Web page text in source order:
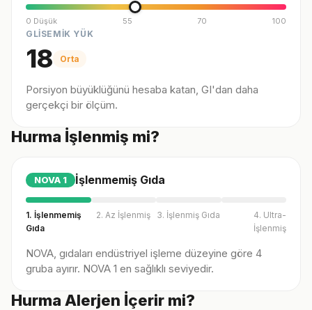
0 Düşük 55 70 100
GLİSEMİK YÜK
18 Orta
Porsiyon büyüklüğünü hesaba katan, GI'dan daha
gerçekçi bir ölçüm.
Hurma İşlenmiş mi?
NOVA 1 İşlenmemiş Gıda
1. İşlenmemiş
Gıda
2. Az İşlenmiş 3. İşlenmiş Gıda
4. Ultra-
İşlenmiş
NOVA, gıdaları endüstriyel işleme düzeyine göre 4
gruba ayırır. NOVA 1 en sağlıklı seviyedir.
Hurma Alerjen İçerir mi?